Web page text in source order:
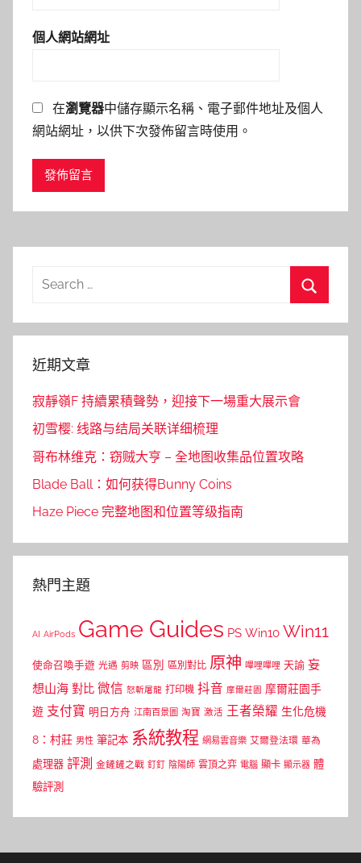
個人網站網址
在瀏覽器中儲存顯示名稱、電子郵件地址及個人
網站網址，以供下次發佈留言時使用。
Search
近期文章
寂靜嶺F 持續累積聲勢，迎接下一場重大展示會
初雪樱: 线路与结局关联详细梳理
哥布林维克：窃贼大亨 – 全地图收集品位置攻略
Blade Ball：如何获得Bunny Coins
Haze Piece 完整地图和位置等级指南
熱門主題
AI AirPods Game Guides PS Win10 Win11
使命召喚手遊 光遇 剪映 區別 區別對比 原神 嗶哩嗶哩 天諭 妄
想山海 對比 微信 怒斬屠龍 打印機 抖音 摩爾莊園 摩爾莊園手
遊 支付寶 明日方舟 江南百景圖 淘寶 激活 王者榮耀 生化危機
8：村莊 男性 筆記本 系統教程 網易雲音樂 艾爾登法環 華為
處理器 評測 金鏟鏟之戰 釘釘 陰陽師 雲頂之弈 電腦 顯卡 顯示器 體
驗評測